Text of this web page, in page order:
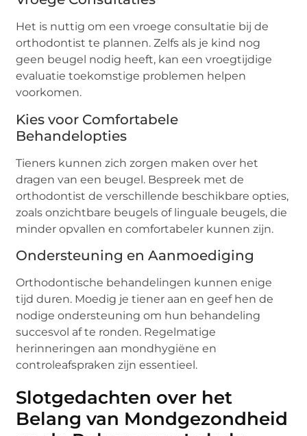
Het is nuttig om een vroege consultatie bij de
orthodontist te plannen. Zelfs als je kind nog
geen beugel nodig heeft, kan een vroegtijdige
evaluatie toekomstige problemen helpen
voorkomen.
Kies voor Comfortabele
Behandelopties
Tieners kunnen zich zorgen maken over het
dragen van een beugel. Bespreek met de
orthodontist de verschillende beschikbare opties,
zoals onzichtbare beugels of linguale beugels, die
minder opvallen en comfortabeler kunnen zijn.
Ondersteuning en Aanmoediging
Orthodontische behandelingen kunnen enige
tijd duren. Moedig je tiener aan en geef hen de
nodige ondersteuning om hun behandeling
succesvol af te ronden. Regelmatige
herinneringen aan mondhygiëne en
controleafspraken zijn essentieel.
Slotgedachten over het
Belang van Mondgezondheid